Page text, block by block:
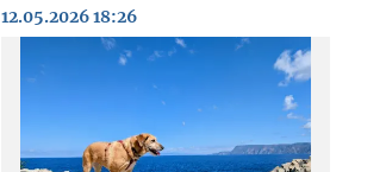
12.05.2026 18:26